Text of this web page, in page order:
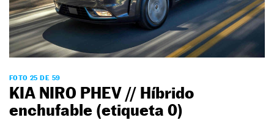
FOTO 25 DE 59
KIA NIRO PHEV // Híbrido
enchufable (etiqueta 0)